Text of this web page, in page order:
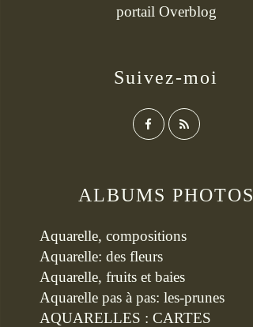
ALBUMS PHOTOS
Aquarelle, compositions
Aquarelle: des fleurs
Aquarelle, fruits et baies
Aquarelle pas à pas: les-prunes
AQUARELLES : CARTES
Suivez-moi
portail Overblog